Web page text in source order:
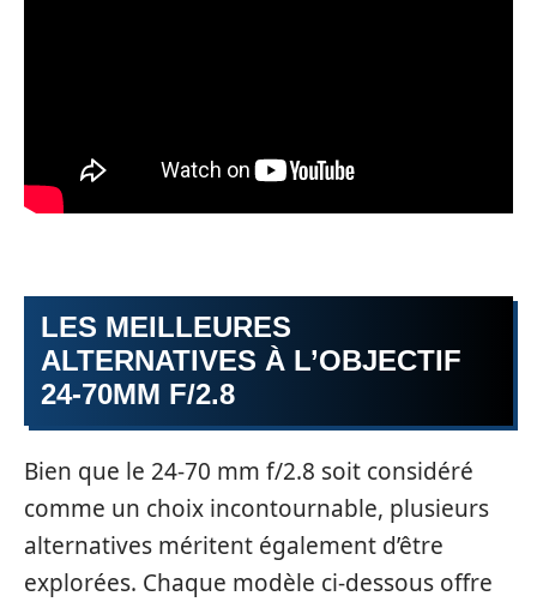
LES MEILLEURES
ALTERNATIVES À L’OBJECTIF
24-70MM F/2.8
Bien que le 24-70 mm f/2.8 soit considéré
comme un choix incontournable, plusieurs
alternatives méritent également d’être
explorées. Chaque modèle ci-dessous offre